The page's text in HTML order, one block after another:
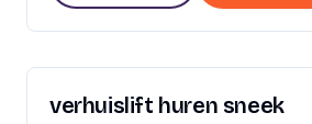
verhuislift huren sneek